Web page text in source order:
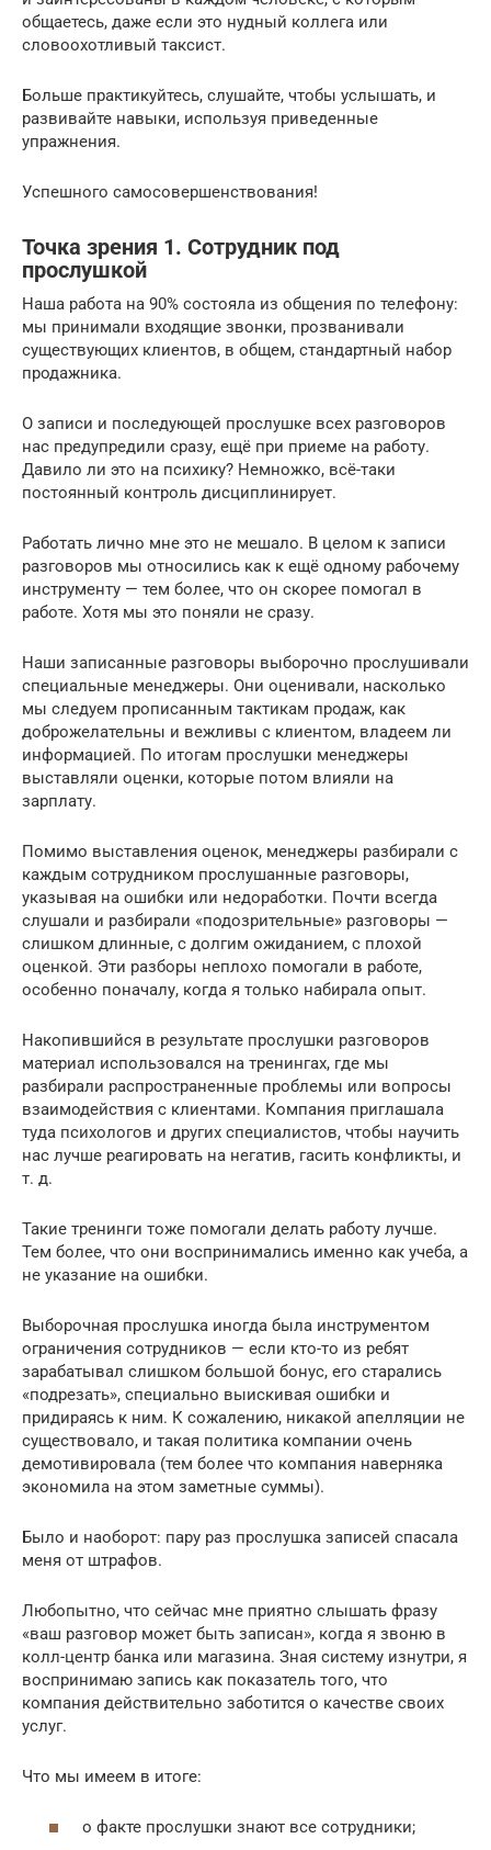
общаетесь, даже если это нудный коллега или
словоохотливый таксист.
Больше практикуйтесь, слушайте, чтобы услышать, и
развивайте навыки, используя приведенные
упражнения.
Успешного самосовершенствования!
Точка зрения 1. Сотрудник под
прослушкой
Наша работа на 90% состояла из общения по телефону:
мы принимали входящие звонки, прозванивали
существующих клиентов, в общем, стандартный набор
продажника.
О записи и последующей прослушке всех разговоров
нас предупредили сразу, ещё при приеме на работу.
Давило ли это на психику? Немножко, всё-таки
постоянный контроль дисциплинирует.
Работать лично мне это не мешало. В целом к записи
разговоров мы относились как к ещё одному рабочему
инструменту — тем более, что он скорее помогал в
работе. Хотя мы это поняли не сразу.
Наши записанные разговоры выборочно прослушивали
специальные менеджеры. Они оценивали, насколько
мы следуем прописанным тактикам продаж, как
доброжелательны и вежливы с клиентом, владеем ли
информацией. По итогам прослушки менеджеры
выставляли оценки, которые потом влияли на
зарплату.
Помимо выставления оценок, менеджеры разбирали с
каждым сотрудником прослушанные разговоры,
указывая на ошибки или недоработки. Почти всегда
слушали и разбирали «подозрительные» разговоры —
слишком длинные, с долгим ожиданием, с плохой
оценкой. Эти разборы неплохо помогали в работе,
особенно поначалу, когда я только набирала опыт.
Накопившийся в результате прослушки разговоров
материал использовался на тренингах, где мы
разбирали распространенные проблемы или вопросы
взаимодействия с клиентами. Компания приглашала
туда психологов и других специалистов, чтобы научить
нас лучше реагировать на негатив, гасить конфликты, и
т. д.
Такие тренинги тоже помогали делать работу лучше.
Тем более, что они воспринимались именно как учеба, а
не указание на ошибки.
Выборочная прослушка иногда была инструментом
ограничения сотрудников — если кто-то из ребят
зарабатывал слишком большой бонус, его старались
«подрезать», специально выискивая ошибки и
придираясь к ним. К сожалению, никакой апелляции не
существовало, и такая политика компании очень
демотивировала (тем более что компания наверняка
экономила на этом заметные суммы).
Было и наоборот: пару раз прослушка записей спасала
меня от штрафов.
Любопытно, что сейчас мне приятно слышать фразу
«ваш разговор может быть записан», когда я звоню в
колл-центр банка или магазина. Зная систему изнутри, я
воспринимаю запись как показатель того, что
компания действительно заботится о качестве своих
услуг.
Что мы имеем в итоге:
о факте прослушки знают все сотрудники;